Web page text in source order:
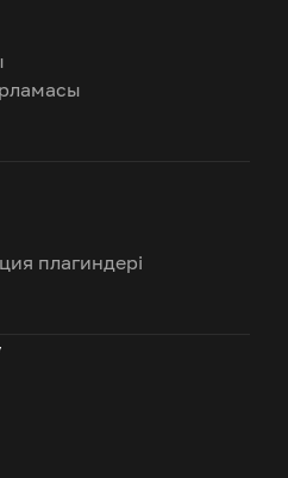
плагиндері